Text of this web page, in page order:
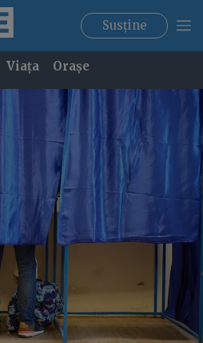
Susține
Viața Orașe